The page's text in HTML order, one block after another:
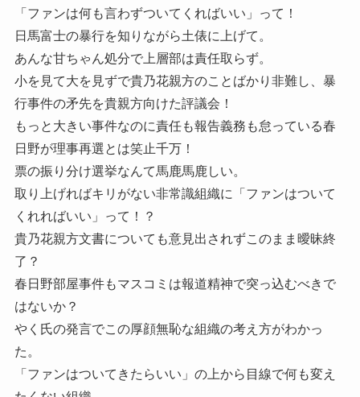
「ファンは何も言わずついてくればいい」って！
日馬富士の暴行を知りながら土俵に上げて。
あんな甘ちゃん処分で上層部は責任取らず。
小を見て大を見ずで貴乃花親方のことばかり非難し、暴
行事件の矛先を貴親方向けた評議会！
もっと大きい事件なのに責任も報告義務も怠っている春
日野が理事再選とは笑止千万！
票の振り分け選挙なんて馬鹿馬鹿しい。
取り上げればキリがない非常識組織に「ファンはついて
くれればいい」って！？
貴乃花親方文書についても意見出されずこのまま曖昧終
了？
春日野部屋事件もマスコミは報道精神で突っ込むべきで
はないか？
やく氏の発言でこの厚顔無恥な組織の考え方がわかっ
た。
「ファンはついてきたらいい」の上から目線で何も変え